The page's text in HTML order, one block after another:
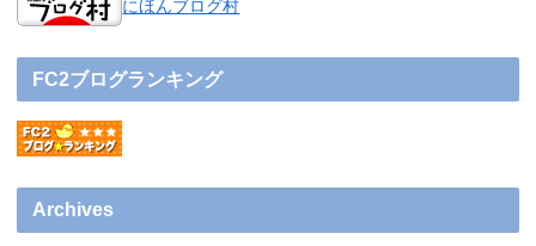
にほんブログ村
FC2ブログランキング
Archives